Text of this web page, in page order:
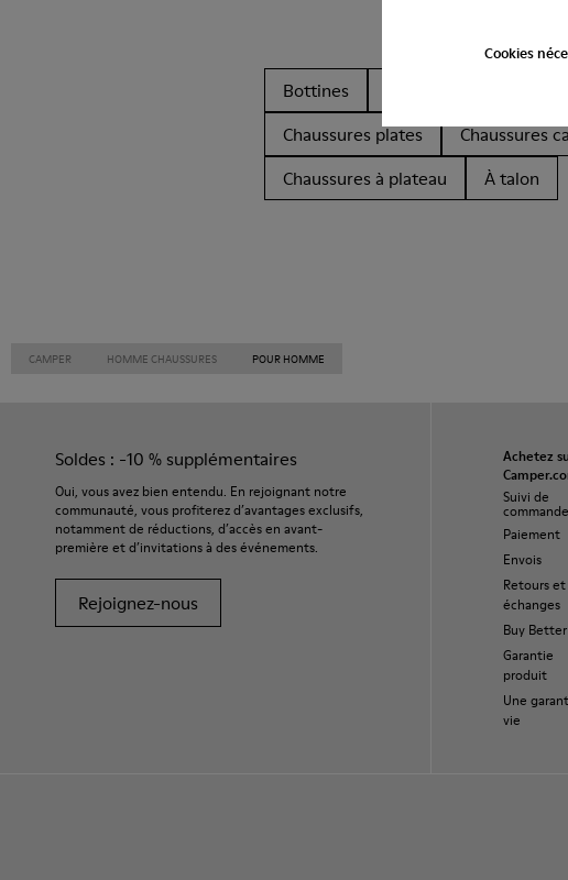
Cookies
Bottines
Chaussures plates
Chaussures
Chaussures à plateau
À talon
CAMPER HOMME CHAUSSURES POUR HOMME
Soldes : -10 % supplémentaires
Oui, vous avez bien entendu. En rejoignant notre
communauté, vous profiterez d’avantages exclusifs,
notamment de réductions, d’accès en avant-
première et d’invitations à des événements.
Rejoignez-nous
Achetez
Suivi de
commande
Paiement
Envois
Retours et
échanges
Buy Better
Garantie
produit
Une
vie